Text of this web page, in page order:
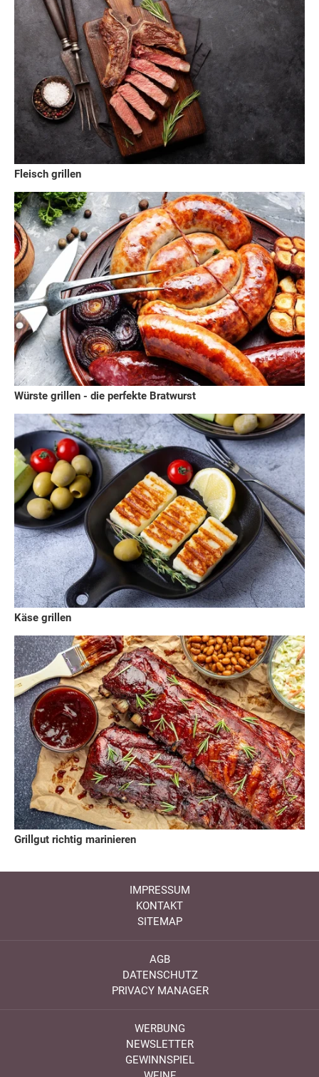
Fleisch grillen
Würste grillen - die perfekte Bratwurst
Käse grillen
Grillgut richtig marinieren
IMPRESSUM
KONTAKT
SITEMAP
AGB
DATENSCHUTZ
PRIVACY MANAGER
WERBUNG
NEWSLETTER
GEWINNSPIEL